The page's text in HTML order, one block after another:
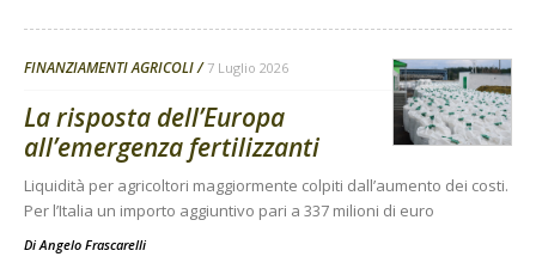
FINANZIAMENTI AGRICOLI 7 Luglio 2026
La risposta dell’Europa
all’emergenza fertilizzanti
Liquidità per agricoltori maggiormente colpiti dall’aumento dei costi.
Per l’Italia un importo aggiuntivo pari a 337 milioni di euro
DiAngelo Frascarelli